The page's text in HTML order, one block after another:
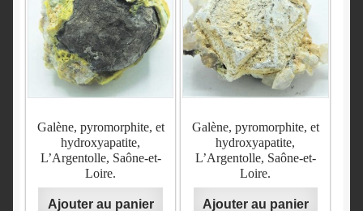
Galène, pyromorphite, et
hydroxyapatite,
L’Argentolle, Saône-et-
Loire.
Ajouter au panier
Galène, pyromorphite, et
hydroxyapatite,
L’Argentolle, Saône-et-
Loire.
Ajouter au panier